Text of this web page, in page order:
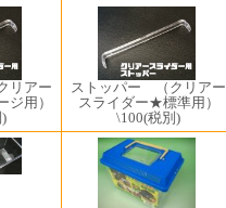
リアー
用）
ストッパー （クリアー
スライダー★標準用）
\100(税別)